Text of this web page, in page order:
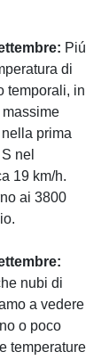
Piú
di
temporali, in
prima
nel
19 km/h.
ai 3800
nubi di
a vedere
o poco
temperature